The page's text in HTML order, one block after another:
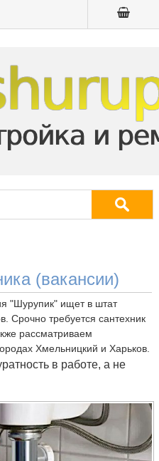
(вакансии)
"Шурупик" ищет в штат
Срочно требуется сантехник
рассматриваем
Хмельницкий и Харьков.
в работе, а не